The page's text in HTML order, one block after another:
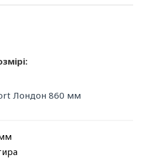
Лондон 860 мм